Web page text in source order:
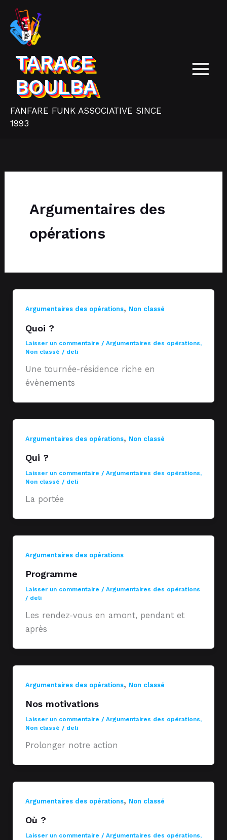
Aller
contenu
TARACE
BOULBA
FANFARE FUNK ASSOCIATIVE SINCE
1993
Argumentaires des
opérations
Argumentaires des opérations, Non classé
Quoi ?
Laisser un commentaire / Argumentaires des opérations,
Non classé / deli
Une tournée-résidence riche en
évènements
Argumentaires des opérations, Non classé
Qui ?
Laisser un commentaire / Argumentaires des opérations,
Non classé / deli
La portée
Argumentaires des opérations
Programme
Laisser un commentaire / Argumentaires des opérations
/ deli
Les rendez-vous en amont, pendant et
après
Argumentaires des opérations, Non classé
Nos motivations
Laisser un commentaire / Argumentaires des opérations,
Non classé / deli
Prolonger notre action
Argumentaires des opérations, Non classé
Où ?
Laisser un commentaire / Argumentaires des opérations,